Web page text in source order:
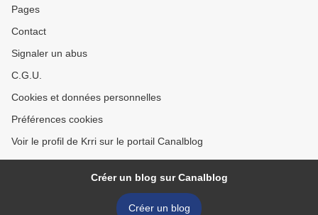
Pages
Contact
Signaler un abus
C.G.U.
Cookies et données personnelles
Préférences cookies
Voir le profil de Krri sur le portail Canalblog
Créer un blog sur Canalblog
Créer un blog